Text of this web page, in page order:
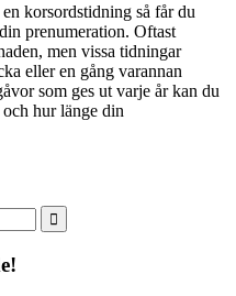
korsordstidning så får du
prenumeration. Oftast
men vissa tidningar
eller en gång varannan
som ges ut varje år kan du
hur länge din